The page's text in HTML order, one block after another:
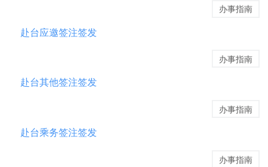
办事指南
赴台应邀签注签发
办事指南
赴台其他签注签发
办事指南
赴台乘务签注签发
办事指南